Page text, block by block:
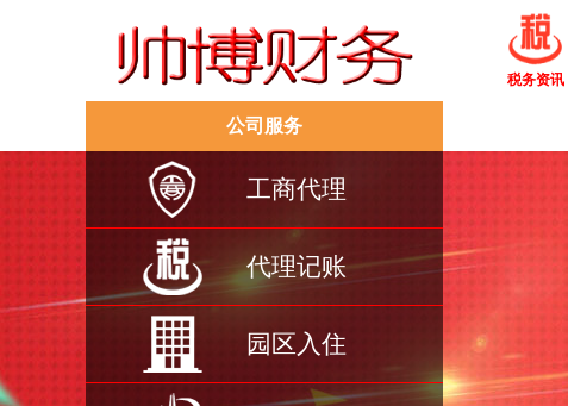
税务资讯
公司服务
工商代理
代理记账
园区入住